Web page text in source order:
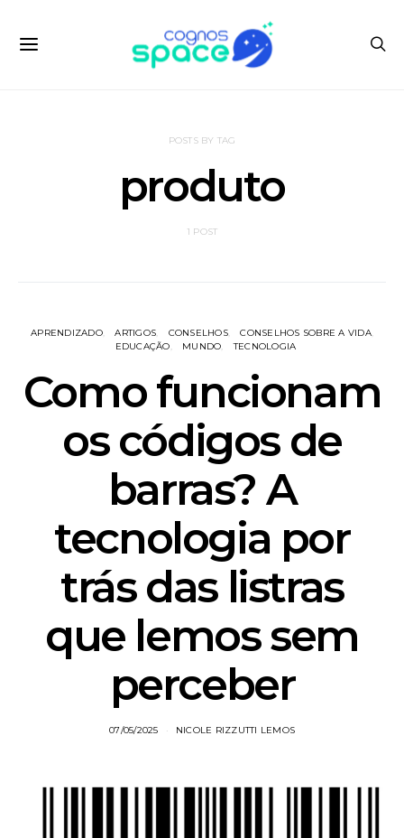
POSTS BY TAG
produto
1 POST
APRENDIZADO ARTIGOS CONSELHOS
CONSELHOS SOBRE A VIDA
EDUCAÇÃO
MUNDO TECNOLOGIA
Como funcionam
os códigos de
barras? A
tecnologia por
trás das listras
que lemos sem
perceber
07/05/2025 NICOLE RIZZUTTI LEMOS